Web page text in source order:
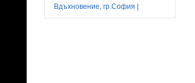
Вдъхновение, гр.София |